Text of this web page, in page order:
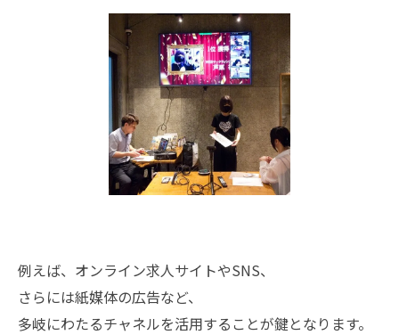
例えば、オンライン求人サイトやSNS、
さらには紙媒体の広告など、
多岐にわたるチャネルを活用することが鍵となります。